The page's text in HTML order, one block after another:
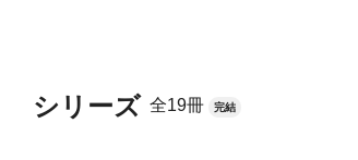
シリーズ 全19冊 完結